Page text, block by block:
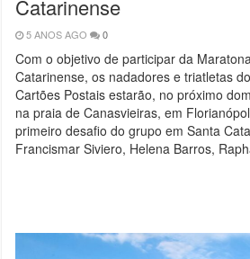
Catarinense
5 ANOS AGO 0
Com o objetivo de participar da
Catarinense, os nadadores e triatletas
Cartões Postais estarão, no próximo
na praia de Canasvieiras, em
primeiro desafio do grupo em Santa
Francismar Siviero, Helena Barros,